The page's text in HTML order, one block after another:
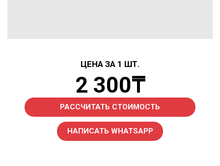
ЦЕНА ЗА 1 ШТ.
2 300₸
РАССЧИТАТЬ СТОИМОСТЬ
НАПИСАТЬ WHATSAPP